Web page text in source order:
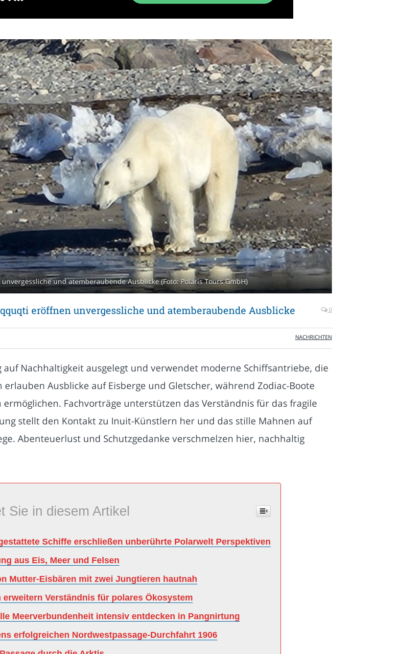
und atemberaubende Ausblicke (Foto: Polaris Tours GmbH)
eröffnen unvergessliche und atemberaubende Ausblicke 0
NACHRICHTEN
Nachhaltigkeit ausgelegt und verwendet moderne Schiffsantriebe, die
Ausblicke auf Eisberge und Gletscher, während Zodiac-Boote
Fachvorträge unterstützen das Verständnis für das fragile
stellt den Kontakt zu Inuit-Künstlern her und das stille Mahnen auf
Abenteuerlust und Schutzgedanke verschmelzen hier, nachhaltig
Sie in diesem Artikel
Schiffe erschließen unberührte Polarwelt Perspektiven
aus Eis, Meer und Felsen
Mutter-Eisbären mit zwei Jungtieren hautnah
Verständnis für polares Ökosystem
Meerverbundenheit intensiv entdecken in Pangnirtung
erfolgreichen Nordwestpassage-Durchfahrt 1906